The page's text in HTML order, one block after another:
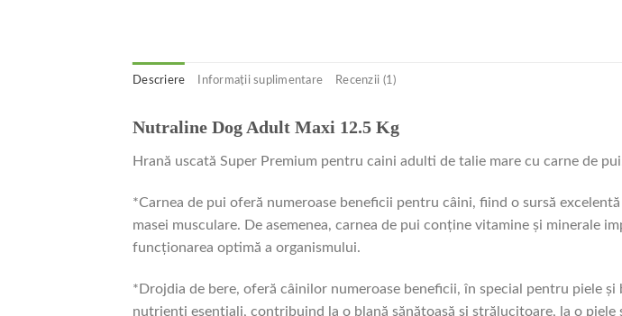
Descriere Informații suplimentare Recenzii (1)
Nutraline Dog Adult Maxi 12.5 Kg
Hrană uscată Super Premium pentru caini adulti de talie mare cu carne de
*Carnea de pui oferă numeroase beneficii pentru câini, fiind o sursă
masei musculare. De asemenea, carnea de pui conține vitamine și minerale
funcționarea optimă a organismului.
*Drojdia de bere, oferă câinilor numeroase beneficii, în special pentru piele și
nutrienți esențiali, contribuind la o blană sănătoasă și strălucitoare, la o